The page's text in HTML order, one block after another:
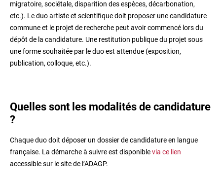
migratoire, sociétale, disparition des espèces, décarbonation,
etc.). Le duo artiste et scientifique doit proposer une candidature
commune et le projet de recherche peut avoir commencé lors du
dépôt de la candidature. Une restitution publique du projet sous
une forme souhaitée par le duo est attendue (exposition,
publication, colloque, etc.).
Quelles sont les modalités de candidature
?
Chaque duo doit déposer un dossier de candidature en langue
française. La démarche à suivre est disponiblevia ce lien
accessible sur le site de l’ADAGP.